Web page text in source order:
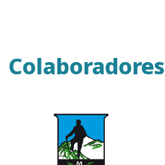
Colaboradores